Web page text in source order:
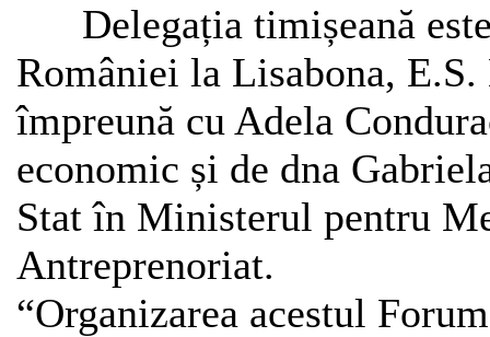
Delegația timișeană
României la Lisabona,
împreună cu Adela
economic și de dna
Stat în Ministerul pentru
Antreprenoriat.
“Organizarea acestul